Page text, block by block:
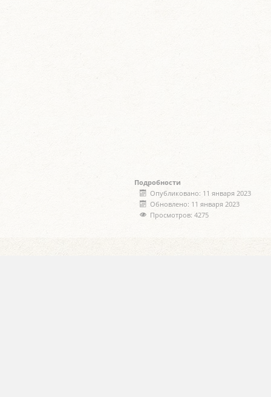
Подробности
Опубликовано: 11 января 2023
Обновлено: 11 января 2023
Просмотров: 4275